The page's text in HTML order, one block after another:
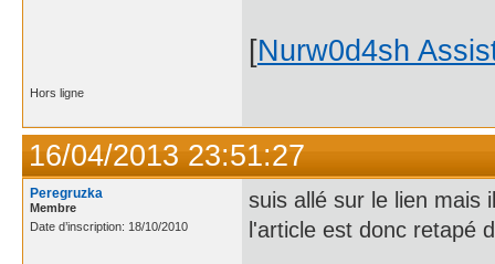
[Nurw0d4sh
Hors ligne
16/04/2013 23:51:27
Peregruzka
Membre
Date d’inscription: 18/10/2010
suis allé sur le lien mais
l'article est donc retapé